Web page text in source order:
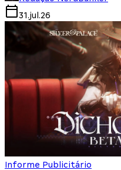
31.jul.26
Informe Publicitário